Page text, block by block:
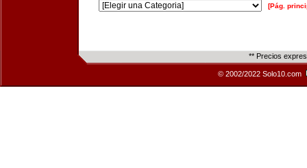
[Pág.
** Precios
© 2002/2022 Solo10.com